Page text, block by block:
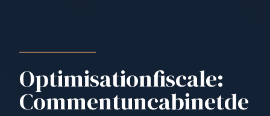
Optimisationfiscale:
Commentuncabinetde